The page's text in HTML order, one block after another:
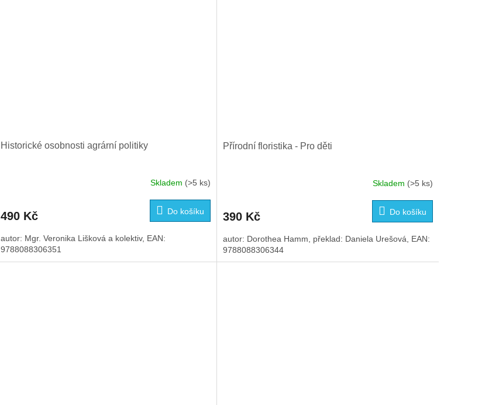
Historické osobnosti agrární politiky
Skladem (>5 ks)
490 Kč Do košíku
autor: Mgr. Veronika Lišková a kolektiv, EAN:
9788088306351
Přírodní floristika - Pro děti
je
z
5
hvězdiček.
Skladem (>5 ks)
390 Kč Do košíku
autor: Dorothea Hamm, překlad: Daniela Urešová, EAN:
9788088306344